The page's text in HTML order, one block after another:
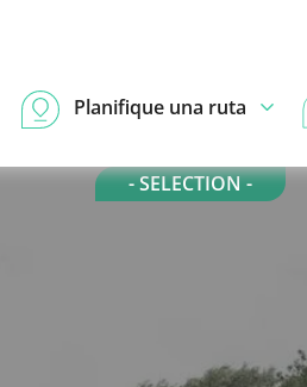
Planifique una ruta
- SELECTION -